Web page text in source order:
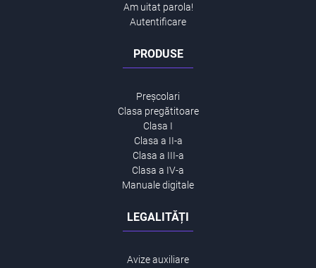
Am uitat parola!
Autentificare
PRODUSE
Preșcolari
Clasa pregătitoare
Clasa I
Clasa a II-a
Clasa a III-a
Clasa a IV-a
Manuale digitale
LEGALITĂȚI
Avize auxiliare